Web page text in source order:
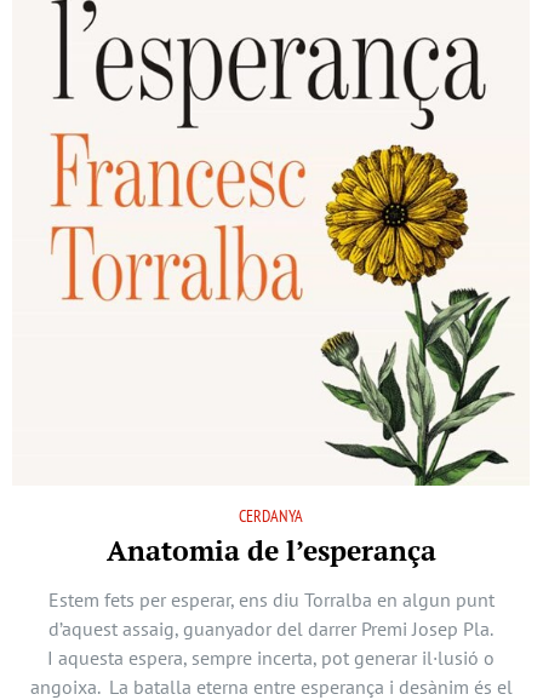
CERDANYA
Anatomia de l’esperança
Estem fets per esperar, ens diu Torralba en algun punt
d’aquest assaig, guanyador del darrer Premi Josep Pla.
I aquesta espera, sempre incerta, pot generar il·lusió o
angoixa. La batalla eterna entre esperança i desànim és el